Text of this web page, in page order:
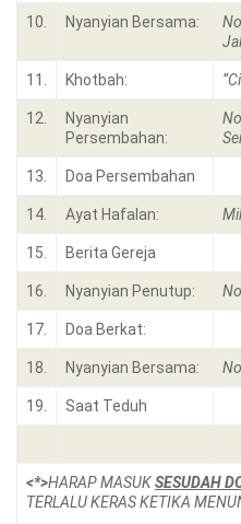
10. Nyanyian Bersama:
11. Khotbah:
12.
Nyanyian
Persembahan:
13. Doa Persembahan
14. Ayat Hafalan:
15. Berita Gereja
16. Nyanyian Penutup:
17. Doa Berkat:
18. Nyanyian Bersama:
19. Saat Teduh
<*>HARAP MASUKSESUDAH
TERLALU KERAS KETIKA